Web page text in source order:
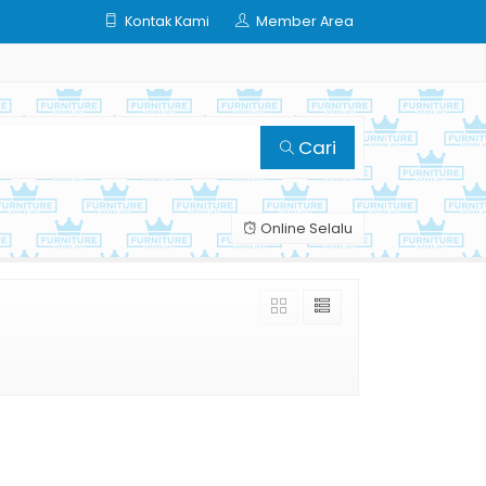
Kontak Kami Member Area
Cari
Online Selalu